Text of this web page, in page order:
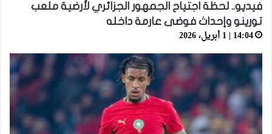
فيديو.. لحظة اجتياح الجمهور الجزائري لأرضية ملعب
تورينو وإحداث فوضى عارمة داخله
14:04 | 1 أبريل، 2026